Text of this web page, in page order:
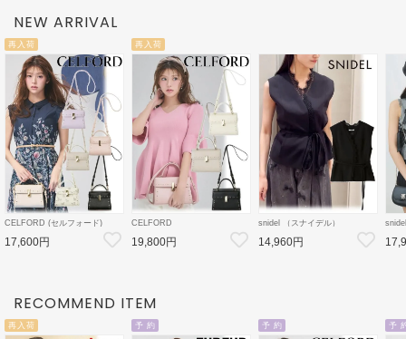
NEW ARRIVAL
再入荷
CELFORD (セルフォード)
【リュタン】 ビジュースタッズ
ポシェット 26春夏
3【CWGB259502
17,600円
再入荷
CELFORD
【リュタン】ビジュースタッズ
ポシェット(M) 26春夏
3【CWGB259528
19,800円
snidel （スナイデル）
レーストリミングバリエジレ 26
秋冬【SWFV264207】ベスト
14,960円
ョー
【
RECOMMEND ITEM
再入荷 予 約 予 約 予